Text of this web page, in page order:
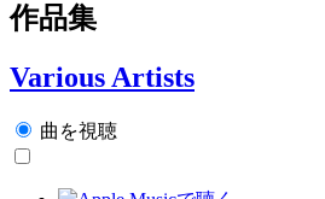
作品集
Various Artists
曲を視聴